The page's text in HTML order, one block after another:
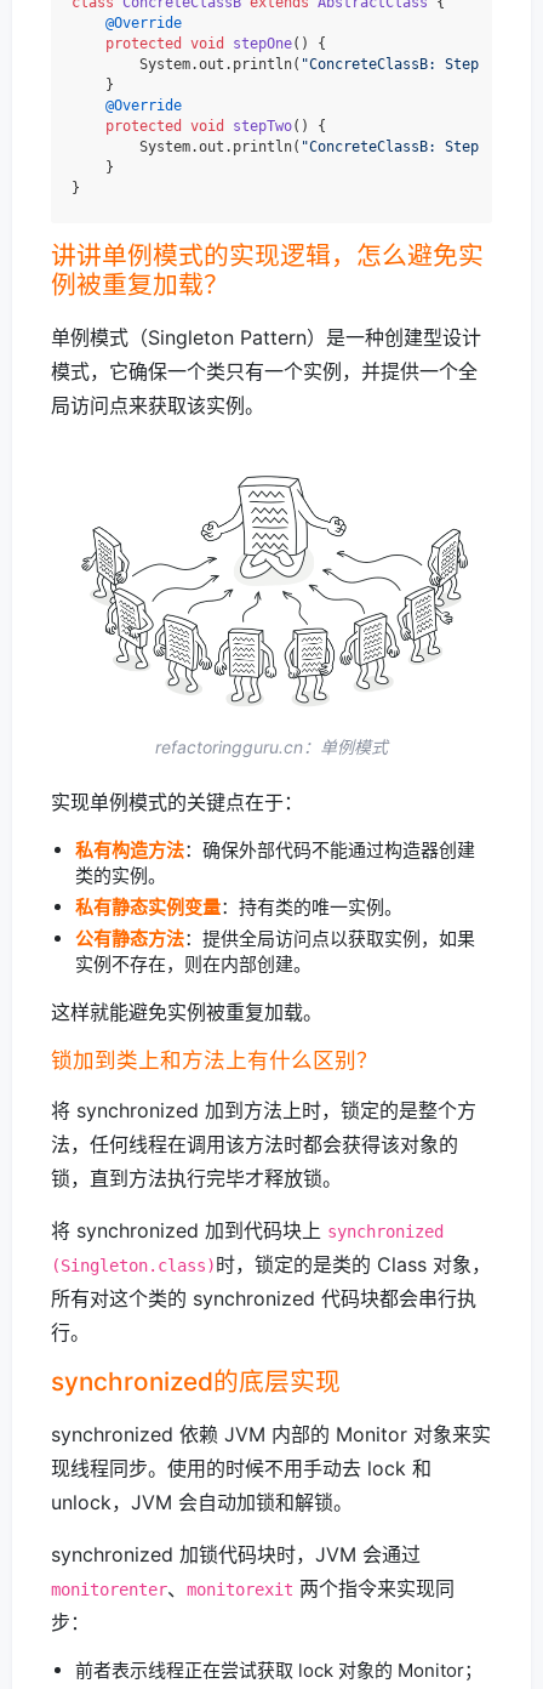
@Override
protected
void stepOne()
{
        System.out.println(
"ConcreteClassB: Step One"
    }
@Override
protected
void stepTwo()
{
        System.out.println(
"ConcreteClassB: Step Two"
    }
讲讲单例模式的实现逻辑，怎么避免实
例被重复加载？
单例模式（Singleton Pattern）是一种创建型设计
模式，它确保一个类只有一个实例，并提供一个全
局访问点来获取该实例。
refactoringguru.cn：单例模式
实现单例模式的关键点在于：
私有构造方法：确保外部代码不能通过构造器创建
类的实例。
私有静态实例变量：持有类的唯一实例。
公有静态方法：提供全局访问点以获取实例，如果
实例不存在，则在内部创建。
这样就能避免实例被重复加载。
锁加到类上和方法上有什么区别？
将 synchronized 加到方法上时，锁定的是整个方
法，任何线程在调用该方法时都会获得该对象的
锁，直到方法执行完毕才释放锁。
将 synchronized 加到代码块上 synchronized
(Singleton.class)时，锁定的是类的 Class 对象，
所有对这个类的 synchronized 代码块都会串行执
行。
synchronized的底层实现
synchronized 依赖 JVM 内部的 Monitor 对象来实
现线程同步。使用的时候不用手动去 lock 和
unlock，JVM 会自动加锁和解锁。
synchronized 加锁代码块时，JVM 会通过
monitorenter、 monitorexit 两个指令来实现同
步：
前者表示线程正在尝试获取 lock 对象的 Monitor；